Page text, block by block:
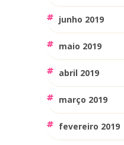
junho 2019
maio 2019
abril 2019
março 2019
fevereiro 2019